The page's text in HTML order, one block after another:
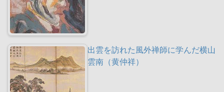
出雲を訪れた風外禅師に学んだ横山
雲南（黄仲祥）